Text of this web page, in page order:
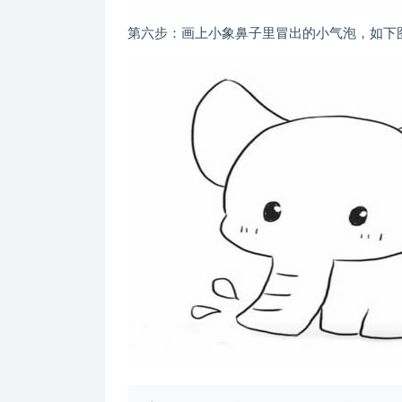
第六步：画上小象鼻子里冒出的小气泡，如下